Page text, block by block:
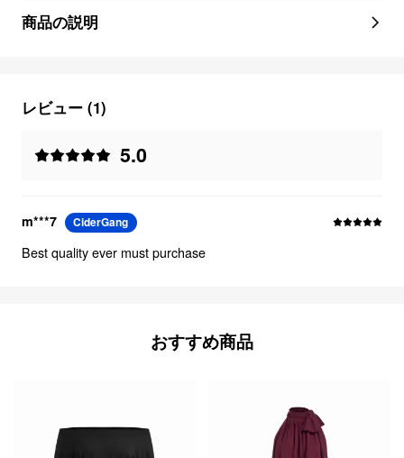
商品の説明
レビュー (1)
5.0
m***7 CiderGang
Best quality ever must purchase
おすすめ商品